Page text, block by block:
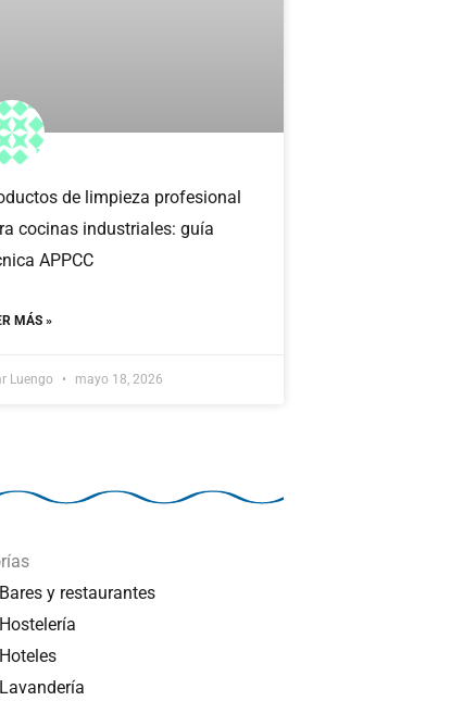
de limpieza profesional
cocinas industriales: guía
APPCC
MÁS »
Luengo mayo 18, 2026
Bares y restaurantes
Hostelería
Hoteles
Lavandería